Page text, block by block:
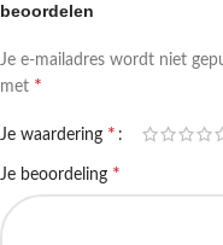
beoordelen
Je e-mailadres wordt niet
met *
Je waardering *
Je beoordeling *